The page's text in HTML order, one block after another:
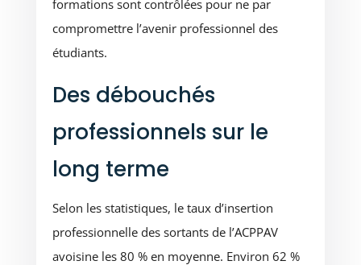
formations sont contrôlées pour ne par
compromettre l’avenir professionnel des
étudiants.
Des débouchés
professionnels sur le
long terme
Selon les statistiques, le taux d’insertion
professionnelle des sortants de l’ACPPAV
avoisine les 80 % en moyenne. Environ 62 %